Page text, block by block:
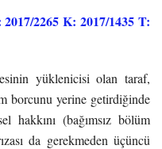
2265 K: 2017/1435 T:
yüklenicisi olan taraf,
borcunu yerine getirdiğinde
hakkını (bağımsız bölüm
da gerekmeden üçüncü